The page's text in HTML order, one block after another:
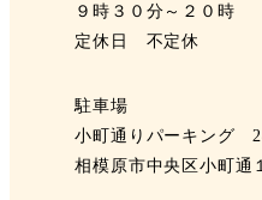
９時３０分～２０時
定休日 不定休
駐車場
小町通りパーキング
相模原市中央区小町